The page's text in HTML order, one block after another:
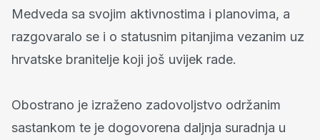
Medveda sa svojim aktivnostima i planovima, a
razgovaralo se i o statusnim pitanjima vezanim uz
hrvatske branitelje koji još uvijek rade.
Obostrano je izraženo zadovoljstvo održanim
sastankom te je dogovorena daljnja suradnja u